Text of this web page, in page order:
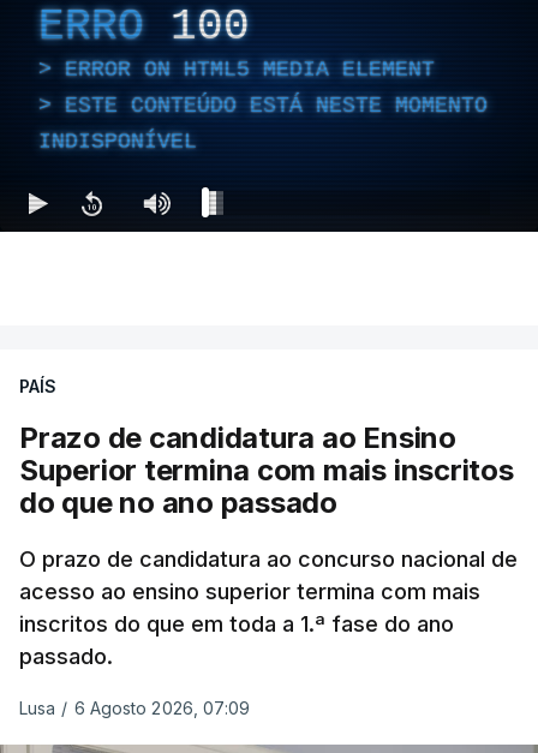
ERRO 100
ERROR ON HTML5 MEDIA ELEMENT
ESTE CONTEÚDO ESTÁ NESTE MOMENTO
INDISPONÍVEL
PAÍS
Prazo de candidatura ao Ensino
Superior termina com mais inscritos
do que no ano passado
O prazo de candidatura ao concurso nacional de
acesso ao ensino superior termina com mais
inscritos do que em toda a 1.ª fase do ano
passado.
Lusa / 6 Agosto 2026, 07:09